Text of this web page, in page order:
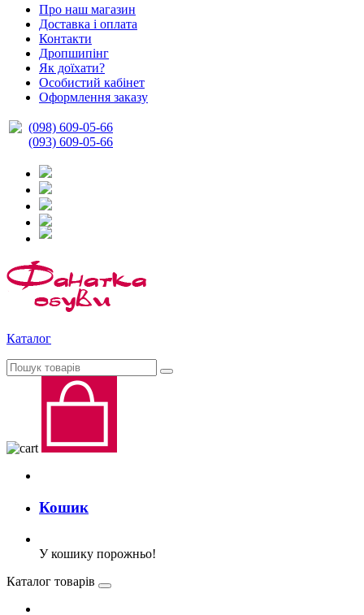
Про наш магазин
Доставка і оплата
Контакти
Дропшипінг
Як доїхати?
Особистий кабінет
Оформлення заказу
(098) 609-05-66
(093) 609-05-66
Каталог
Кошик
У кошику порожньо!
Каталог товарів